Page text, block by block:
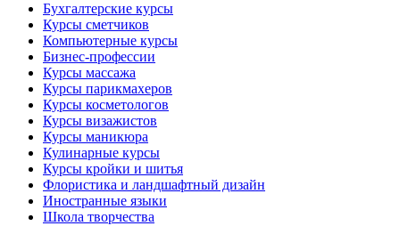
Бухгалтерские курсы
Курсы сметчиков
Компьютерные курсы
Бизнес-профессии
Курсы массажа
Курсы парикмахеров
Курсы косметологов
Курсы визажистов
Курсы маникюра
Кулинарные курсы
Курсы кройки и шитья
Флористика и ландшафтный дизайн
Иностранные языки
Школа творчества